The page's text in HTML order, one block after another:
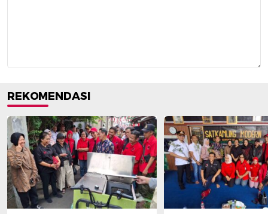
REKOMENDASI